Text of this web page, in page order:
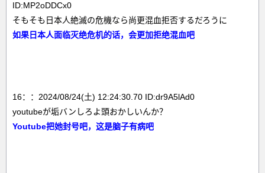
ID:MP2oDDCx0
そもそも日本人絶滅の危機なら尚更混血拒否するだろうに
如果日本人面临灭绝危机的话，会更加拒绝混血吧
16：：2024/08/24(土) 12:24:30.70 ID:dr9A5lAd0
youtubeが垢バンしろよ頭おかしいんか？
Youtube把她封号吧，这是脑子有病吧